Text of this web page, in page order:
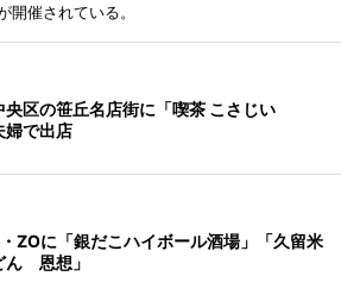
開催されている。
央区の笹丘名店街に「喫茶 こさじい
で出店
ZOに「銀だこハイボール酒場」「久留米
ん 恩想」